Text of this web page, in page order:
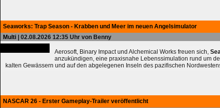
Seaworks: Trap Season - Krabben und Meer im neuen Angelsimulator
Multi | 02.08.2026 12:35 Uhr von Benny
Aerosoft, Binary Impact und Alchemical Works freuen sich,
anzukündigen, eine praxisnahe Lebenssimulation rund um
kalten Gewässern und auf den abgelegenen Inseln des pazifischen
NASCAR 26 - Erster Gameplay-Trailer veröffentlicht